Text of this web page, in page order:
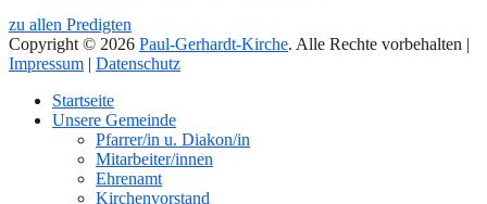
zu allen Predigten
Copyright © 2026 Paul-Gerhardt-Kirche. Alle Rechte vorbehalten |
Impressum | Datenschutz
oben
Startseite
Unsere Gemeinde
Pfarrer/in u. Diakon/in
Mitarbeiter/innen
Ehrenamt
Kirchenvorstand